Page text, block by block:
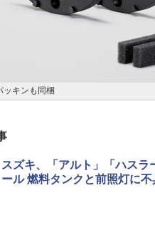
ッキンも同梱
スズキ、「アルト」「ハスラ
ール 燃料タンクと前照灯に不